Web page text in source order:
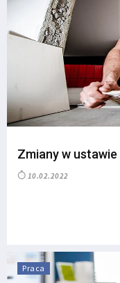
Zmiany w
10.02.2022
Praca